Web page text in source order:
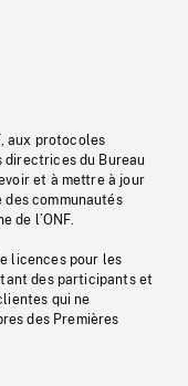
aux protocoles
directrices du Bureau
et à mettre à jour
des communautés
de l’ONF.
licences pour les
des participants et
qui ne
des Premières